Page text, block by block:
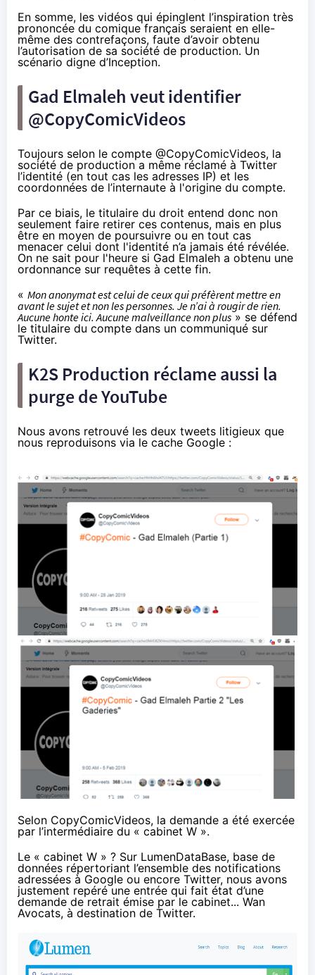
En somme, les vidéos qui épinglent l’inspiration très
prononcée du comique français seraient en elle-
même des contrefaçons, faute d’avoir obtenu
l’autorisation de sa société de production. Un
scénario digne d’Inception.
Gad Elmaleh veut identifier
@CopyComicVideos
Toujours selon le compte @CopyComicVideos, la
société de production a même réclamé à Twitter
l’identité (en tout cas les adresses IP) et les
coordonnées de l’internaute à l'origine du compte.
Par ce biais, le titulaire du droit entend donc non
seulement faire retirer ces contenus, mais en plus
être en moyen de poursuivre ou en tout cas
menacer celui dont l'identité n’a jamais été révélée.
On ne sait pour l'heure si Gad Elmaleh a obtenu une
ordonnance sur requêtes à cette fin.
« Mon anonymat est celui de ceux qui préfèrent mettre en
avant le sujet et non les personnes. Je n’ai à rougir de rien.
Aucune honte ici. Aucune malveillance non plus » se défend
le titulaire du compte dans un communiqué sur
Twitter.
K2S Production réclame aussi la
purge de YouTube
Nous avons retrouvé les deux tweets litigieux que
nous reproduisons via le cache Google :
Selon CopyComicVideos, la demande a été exercée
par l’intermédiaire du « cabinet W ».
Le « cabinet W » ? Sur LumenDataBase, base de
données répertoriant l’ensemble des notifications
adressées à Google ou encore Twitter, nous avons
justement repéréune entrée qui fait état d’une
demande de retrait émise par le cabinet... Wan
Avocats, à destination de Twitter.